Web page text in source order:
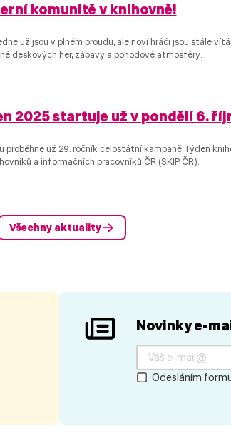
komunitě v knihovně!
už jsou v plném proudu, ale noví hráči jsou stále
deskových her, zábavy a pohodové atmosféry.
2025 startuje už v pondělí 6.
proběhne už 29. ročník celostátní kampaně Týden
a informačních pracovníků ČR (SKIP ČR).
Všechny aktuality
Novinky e-
Odesláním